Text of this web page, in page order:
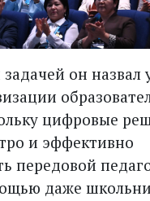
он назвал
цифровые
и эффективно
передовой
даже